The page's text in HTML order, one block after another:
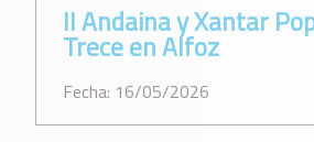
II Andaina y Xantar
Trece en Alfoz
Fecha: 16/05/2026